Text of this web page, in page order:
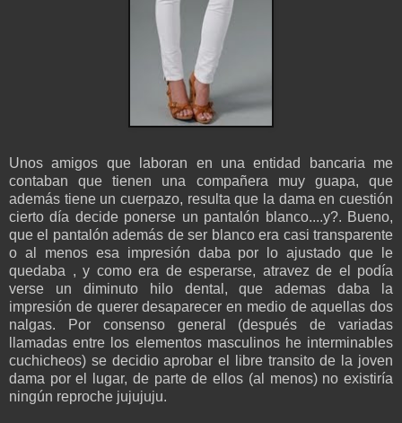
Unos amigos que laboran en una entidad bancaria me
contaban que tienen una compañera muy guapa, que
además tiene un cuerpazo, resulta que la dama en cuestión
cierto día decide ponerse un pantalón blanco....y?. Bueno,
que el pantalón además de ser blanco era casi transparente
o al menos esa impresión daba por lo ajustado que le
quedaba , y como era de esperarse, atravez de el podía
verse un diminuto hilo dental, que ademas daba la
impresión de querer desaparecer en medio de aquellas dos
nalgas. Por consenso general (después de variadas
llamadas entre los elementos masculinos he interminables
cuchicheos) se decidio aprobar el libre transito de la joven
dama por el lugar, de parte de ellos (al menos) no existiría
ningún reproche jujujuju.